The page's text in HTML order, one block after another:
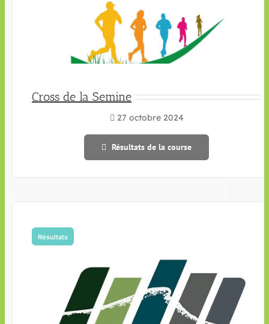
Cross de la Semine
27 octobre 2024
Résultats de la course
Résultats